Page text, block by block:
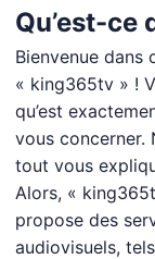
Qu’est-ce
Bienvenue
« king365tv » !
qu’est
vous concerner.
tout vous
Alors, «
propose des
audiovisuels,